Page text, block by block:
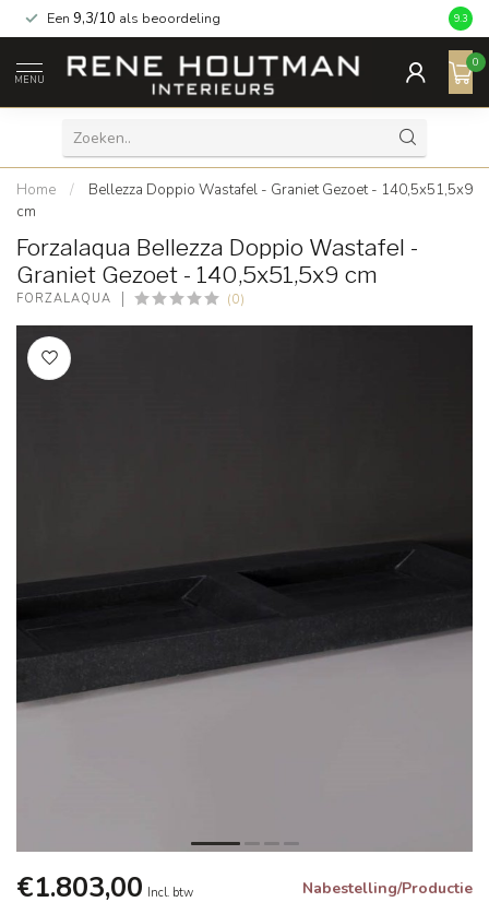
Een 9,3/10 als beoordeling 9.3
MENU
0
Home /
Bellezza Doppio Wastafel - Graniet Gezoet - 140,5x51,5x9
cm
Forzalaqua Bellezza Doppio Wastafel -
Graniet Gezoet - 140,5x51,5x9 cm
FORZALAQUA (0)
€1.803,00 Incl. btw Nabestelling/Productie